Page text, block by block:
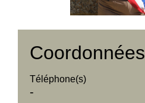
Coordonnées
Téléphone(s)
-